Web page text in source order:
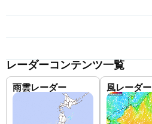
レーダーコンテンツ一覧
雨雲レーダー 風レーダー